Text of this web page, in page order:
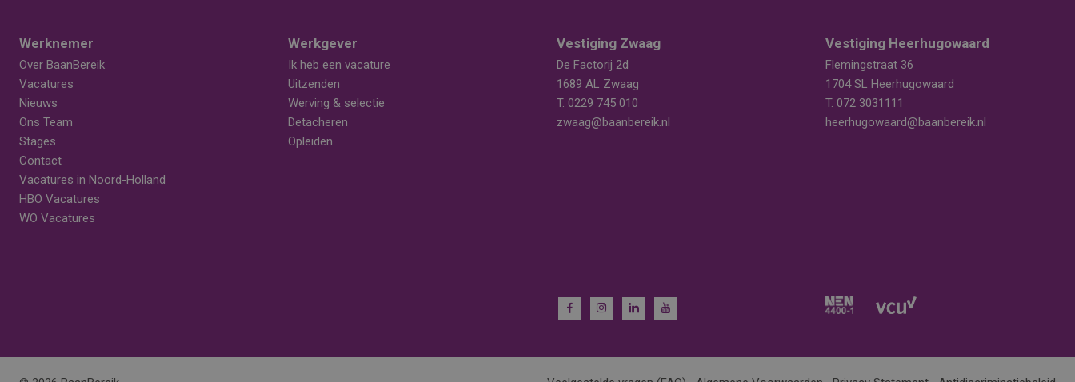
Werknemer
Over BaanBereik
Vacatures
Nieuws
Ons Team
Stages
Contact
Vacatures in Noord-Holland
HBO Vacatures
WO Vacatures
Werkgever
Ik heb een vacature
Uitzenden
Werving & selectie
Detacheren
Opleiden
Vestiging Zwaag
De Factorij 2d
1689 AL Zwaag
T. 0229 745 010
zwaag@baanbereik.nl
Vestiging Heerhugowaard
Flemingstraat 36
1704 SL Heerhugowaard
T. 072 3031111
heerhugowaard@baanbereik.nl